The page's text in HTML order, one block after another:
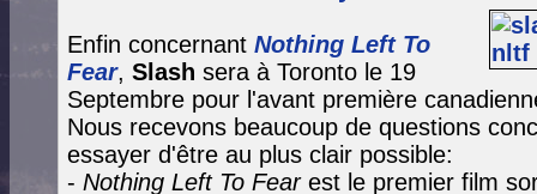
Enfin concernant Nothing Left To
Fear, Slash sera à Toronto le 19
Septembre pour l'avant première
Nous recevons beaucoup de questions
essayer d'être au plus clair possible:
- Nothing Left To Fearest le premier film